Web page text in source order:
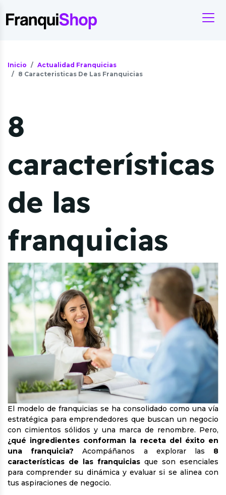
Inicio
Actualidad Franquicias
8 Caracteristicas De Las Franquicias
8
características
de las
franquicias
El modelo de franquicias se ha consolidado como una vía
estratégica para emprendedores que buscan un negocio
con cimientos sólidos y una marca de renombre. Pero,
¿qué ingredientes conforman la receta del éxito en
una franquicia? Acompáñanos a explorar las 8
características de las franquicias que son esenciales
para comprender su dinámica y evaluar si se alinea con
tus aspiraciones de negocio.